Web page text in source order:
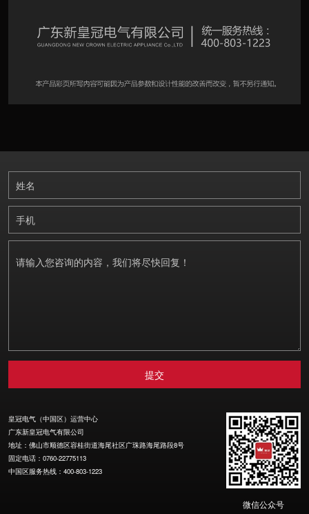
皇冠电气（中国区）运营中心
广东新皇冠电气有限公司
地址：佛山市顺德区容桂街道海尾社区广珠路海尾路段8号
固定电话：0760-22775113
中国区服务热线：400-803-1223
微信公众号